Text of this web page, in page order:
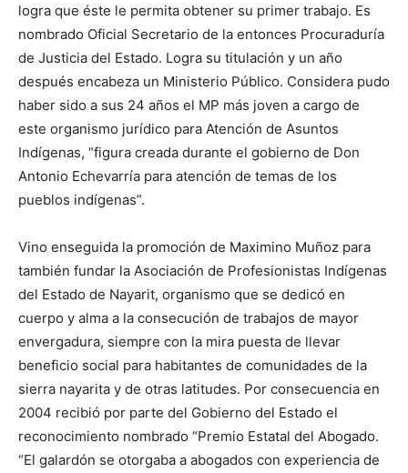
logra que éste le permita obtener su primer trabajo. Es
nombrado Oficial Secretario de la entonces Procuraduría
de Justicia del Estado. Logra su titulación y un año
después encabeza un Ministerio Público. Considera pudo
haber sido a sus 24 años el MP más joven a cargo de
este organismo jurídico para Atención de Asuntos
Indígenas, “figura creada durante el gobierno de Don
Antonio Echevarría para atención de temas de los
pueblos indígenas”.
Vino enseguida la promoción de Maximino Muñoz para
también fundar la Asociación de Profesionistas Indígenas
del Estado de Nayarit, organismo que se dedicó en
cuerpo y alma a la consecución de trabajos de mayor
envergadura, siempre con la mira puesta de llevar
beneficio social para habitantes de comunidades de la
sierra nayarita y de otras latitudes. Por consecuencia en
2004 recibió por parte del Gobierno del Estado el
reconocimiento nombrado “Premio Estatal del Abogado.
“El galardón se otorgaba a abogados con experiencia de